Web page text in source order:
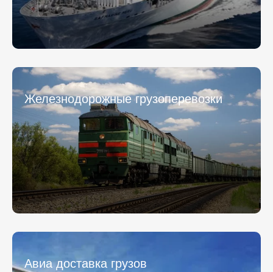
Железнодорожные грузоперевозки
Авиа доставка грузов